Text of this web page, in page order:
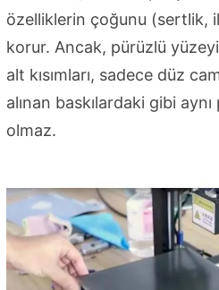
özelliklerin çoğunu (sertlik,
korur. Ancak, pürüzlü
alt kısımları, sadece düz
alınan baskılardaki gibi
olmaz.